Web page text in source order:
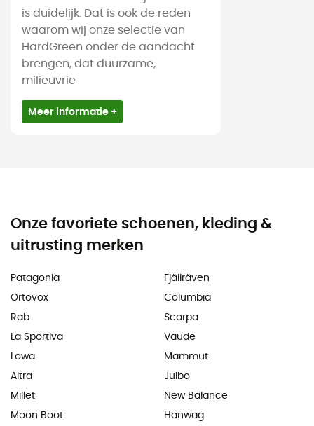
is duidelijk. Dat is ook de reden
waarom wij onze selectie van
HardGreen onder de aandacht
brengen, dat duurzame,
milieuvrie
Meer informatie +
Onze favoriete schoenen, kleding &
uitrusting merken
Patagonia
Ortovox
Rab
La Sportiva
Lowa
Altra
Millet
Moon Boot
Fjällräven
Columbia
Scarpa
Vaude
Mammut
Julbo
New Balance
Hanwag